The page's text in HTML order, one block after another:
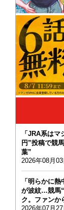
「JRA系は
円”投稿で競
葉”
2026年08月03
「明らかに
が波紋…競馬
ク。ファンか
2026年07月27